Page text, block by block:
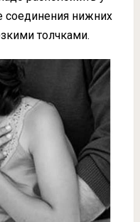
соединения нижних
толчками.